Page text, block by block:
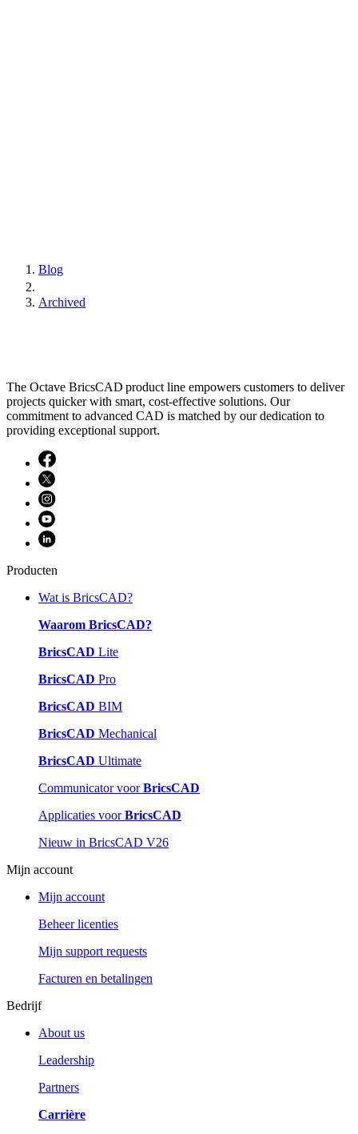
Blog
Archived
The Octave BricsCAD product line empowers customers to deliver
projects quicker with smart, cost-effective solutions. Our
commitment to advanced CAD is matched by our dedication to
providing exceptional support.
Producten
Wat is BricsCAD?
Waarom BricsCAD?
BricsCAD Lite
BricsCAD Pro
BricsCAD BIM
BricsCAD Mechanical
BricsCAD Ultimate
Communicator voorBricsCAD
Applicaties voorBricsCAD
Nieuw in BricsCAD V26
Mijn account
Mijn account
Beheer licenties
Mijn support requests
Facturen en betalingen
Bedrijf
About us
Leadership
Partners
Carrière